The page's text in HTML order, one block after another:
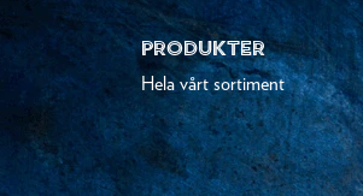
PRODUKTER
Hela vårt sortiment